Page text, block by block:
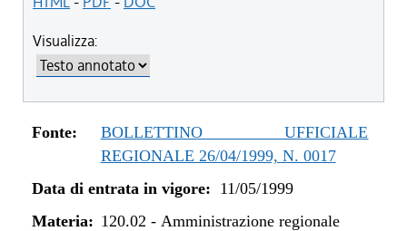
Visualizza:
Fonte:
BOLLETTINO UFFICIALE
REGIONALE 26/04/1999, N. 0017
Data di entrata in vigore: 11/05/1999
Materia: 120.02 - Amministrazione regionale